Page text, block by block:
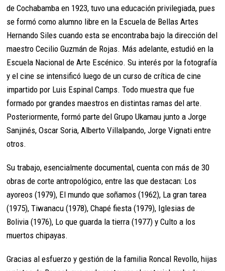
de Cochabamba en 1923, tuvo una educación privilegiada, pues
se formó como alumno libre en la Escuela de Bellas Artes
Hernando Siles cuando esta se encontraba bajo la dirección del
maestro Cecilio Guzmán de Rojas. Más adelante, estudió en la
Escuela Nacional de Arte Escénico. Su interés por la fotografía
y el cine se intensificó luego de un curso de crítica de cine
impartido por Luis Espinal Camps. Todo muestra que fue
formado por grandes maestros en distintas ramas del arte.
Posteriormente, formó parte del Grupo Ukamau junto a Jorge
Sanjinés, Oscar Soria, Alberto Villalpando, Jorge Vignati entre
otros.
Su trabajo, esencialmente documental, cuenta con más de 30
obras de corte antropológico, entre las que destacan: Los
ayoreos (1979), El mundo que soñamos (1962), La gran tarea
(1975), Tiwanacu (1978), Chapé fiesta (1979), Iglesias de
Bolivia (1976), Lo que guarda la tierra (1977) y Culto a los
muertos chipayas.
Gracias al esfuerzo y gestión de la familia Roncal Revollo, hijas